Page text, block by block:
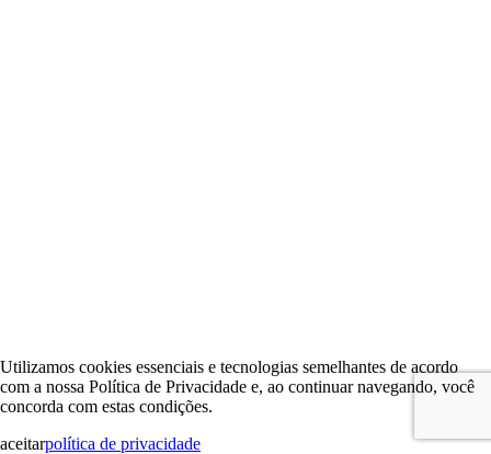
Utilizamos cookies essenciais e tecnologias semelhantes de acordo
com a nossa Política de Privacidade e, ao continuar navegando, você
concorda com estas condições.
aceitarpolítica de privacidade